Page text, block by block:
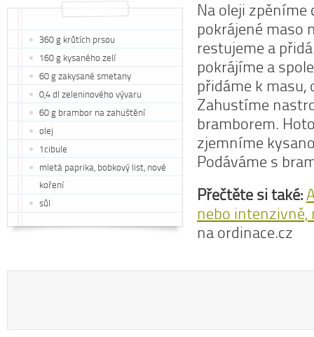
360 g krůtích prsou
160 g kysaného zelí
60 g zakysané smetany
0,4 dl zeleninového vývaru
60 g brambor na zahuštění
olej
1cibule
mletá paprika, bobkový list, nové
koření
sůl
Na oleji zpěníme
pokrájené maso
restujeme a
pokrájíme a
přidáme k masu,
Zahustíme
bramborem.
zjemníme
Podáváme s
Přečtěte si také:
nebo intenzivně,
na ordinace.cz